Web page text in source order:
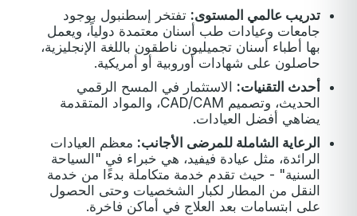
تدريب عالمي المستوى: تفتخر إسطنبول بوجود
جامعات وعيادات طب أسنان معتمدة دولياً، ويعمل
بها أطباء أسنان تجميليون ناطقون باللغة الإنجليزية،
حاصلون على شهادات أوروبية أو أمريكية.
أحدث التقنيات: الاستثمار في المسح الرقمي
الحديث، وتصميم CAD/CAM، والمواد المتقدمة
يضاهي أفضل العيادات.
الرعاية الشاملة للمرضى الأجانب: معظم العيادات
الرائدة، مثل عيادة فيفيد، هي خبراء في "السياحة
السنية" - حيث تقدم خدمة متكاملة بدءًا من خدمة
النقل من المطار لكبار الشخصيات وحتى الحصول
على ابتسامات بعد العلاج في أماكن فاخرة.